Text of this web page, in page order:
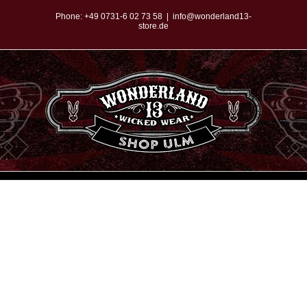
springen
Phone: +49 0731-6 02 73 58
info@wonderland13-
store.de